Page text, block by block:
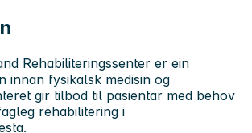
Rehabiliteringssenter er ein
innan fysikalsk medisin og
gir tilbod til pasientar med behov
rehabilitering i